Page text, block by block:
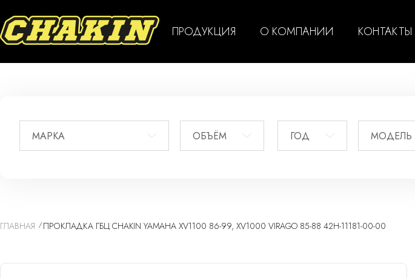
ПРОДУКЦИЯ О КОМПАНИИ КОНТАКТЫ
МАРКА ОБЪЁМ ГОД МОДЕЛЬ
ГЛАВНАЯ ПРОКЛАДКА ГБЦ CHAKIN YAMAHA XV1100 86-99, XV1000 VIRAGO 85-88 42H-11181-00-00